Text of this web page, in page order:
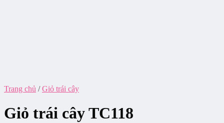
Trang chủ / Giỏ trái cây
Giỏ trái cây TC118